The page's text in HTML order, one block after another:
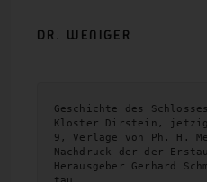
DR. WENIGER
Geschichte des
Kloster Dirstein,
9, Verlage von Ph. H.
Nachdruck der der
Herausgeber Gerhard